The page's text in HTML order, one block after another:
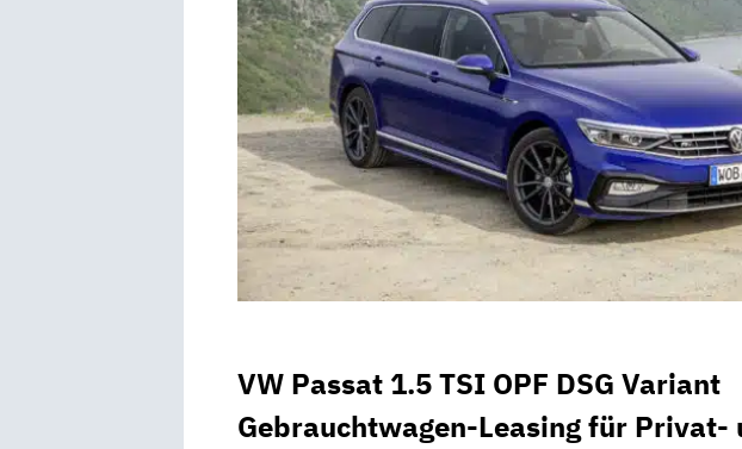
VW Passat 1.5 TSI OPF DSG Variant
Gebrauchtwagen-Leasing für Privat-